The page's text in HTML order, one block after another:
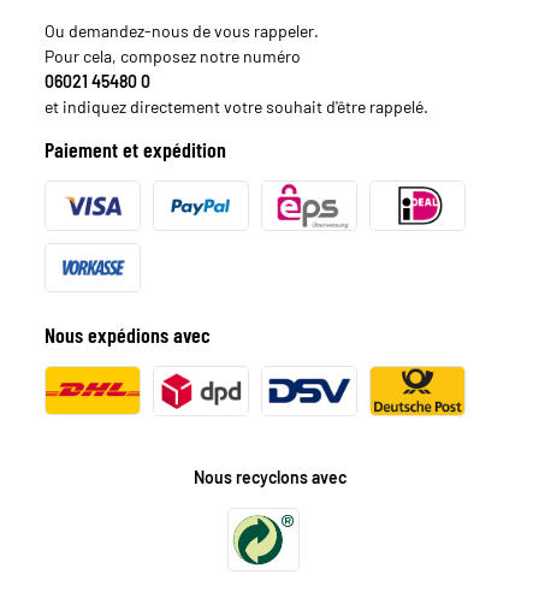
Ou demandez-nous de vous rappeler.
Pour cela, composez notre numéro
06021 45480 0
et indiquez directement votre souhait d'être rappelé.
Paiement et expédition
Nous expédions avec
Nous recyclons avec